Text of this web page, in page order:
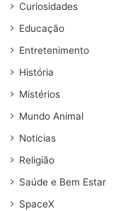
Curiosidades
Educação
Entretenimento
História
Mistérios
Mundo Animal
Noticias
Religião
Saúde e Bem Estar
SpaceX